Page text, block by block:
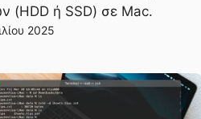
(HDD ή SSD) σε Mac.
2025